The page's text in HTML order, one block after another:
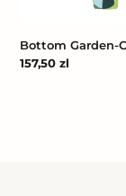
Bottom Garden-
Cena
157,50 zl